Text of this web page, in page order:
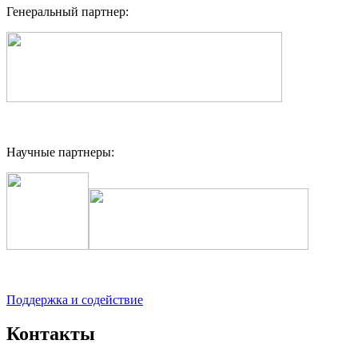
Генеральный партнер:
Научные партнеры:
Поддержка и содействие
Контакты